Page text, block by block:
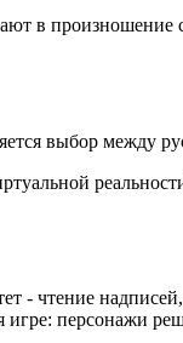
в произношение
выбор
- чтение
персонажи